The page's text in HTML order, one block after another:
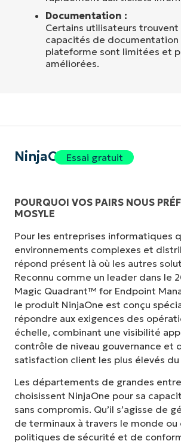
Documentation :
Certains utilisateurs trouvent
capacités de documentation
plateforme sont limitées et
améliorées.
NinjaOneEssai gratuit
POURQUOI VOS PAIRS NOUS
MOSYLE
Pour les entreprises informatiques
environnements complexes et
répond présent là où les autres
Reconnu comme un leader dans le
Magic Quadrant™ for Endpoint
le produit NinjaOne est conçu
répondre aux exigences des
échelle, combinant une visibilité
contrôle de niveau gouvernance et
satisfaction client les plus élevés
Les départements de grandes
choisissent NinjaOne pour sa
sans compromis. Qu’il s’agisse de
de terminaux à travers le monde ou
politiques de sécurité et de